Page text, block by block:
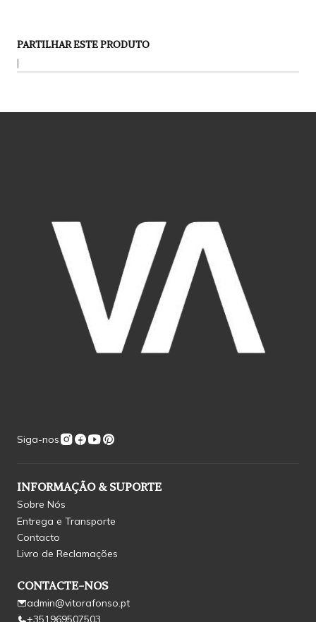
PARTILHAR ESTE PRODUTO
|
Siga-nos
INFORMAÇÃO & SUPORTE
Sobre Nós
Entrega e Transporte
Contacto
Livro de Reclamações
CONTACTE-NOS
admin@vitorafonso.pt
+351969507503